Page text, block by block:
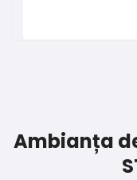
Ambianța